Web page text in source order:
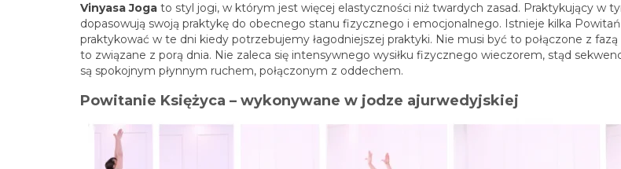
Vinyasa Joga to styl jogi, w którym jest więcej elastyczności niż twardych zasad. Praktykujący w
dopasowują swoją praktykę do obecnego stanu fizycznego i emocjonalnego. Istnieje kilka
praktykować w te dni kiedy potrzebujemy łagodniejszej praktyki. Nie musi być to połączone z fazą
to związane z porą dnia. Nie zaleca się intensywnego wysiłku fizycznego wieczorem, stąd
są spokojnym płynnym ruchem, połączonym z oddechem.
Powitanie Księżyca – wykonywane w jodze ajurwedyjskiej